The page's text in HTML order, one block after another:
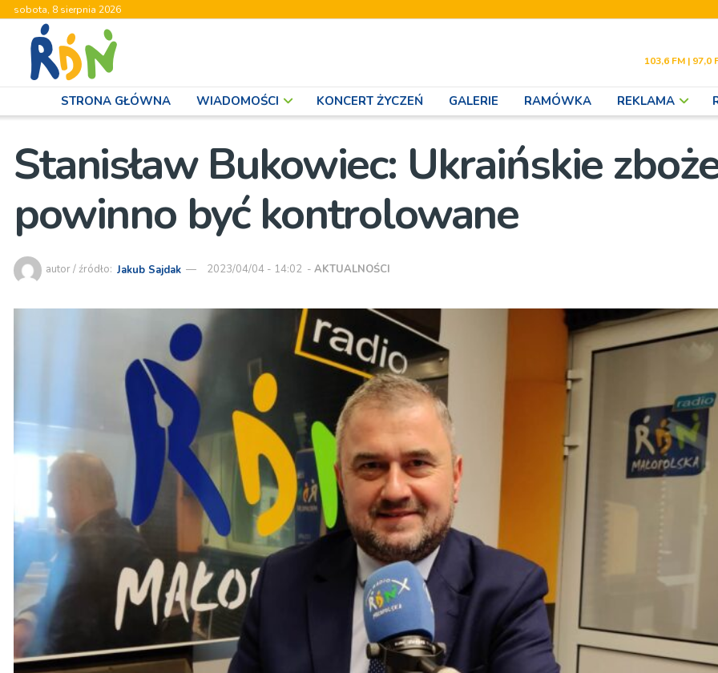
sobota, 8 sierpnia 2026
103,6 FM | 97,0
STRONA GŁÓWNA WIADOMOŚCI KONCERT ŻYCZEŃ GALERIE RAMÓWKA REKLAMA
Stanisław Bukowiec: Ukraińskie
powinno być kontrolowane
autor / źródło: Jakub Sajdak 2023/04/04 - 14:02 - AKTUALNOŚCI